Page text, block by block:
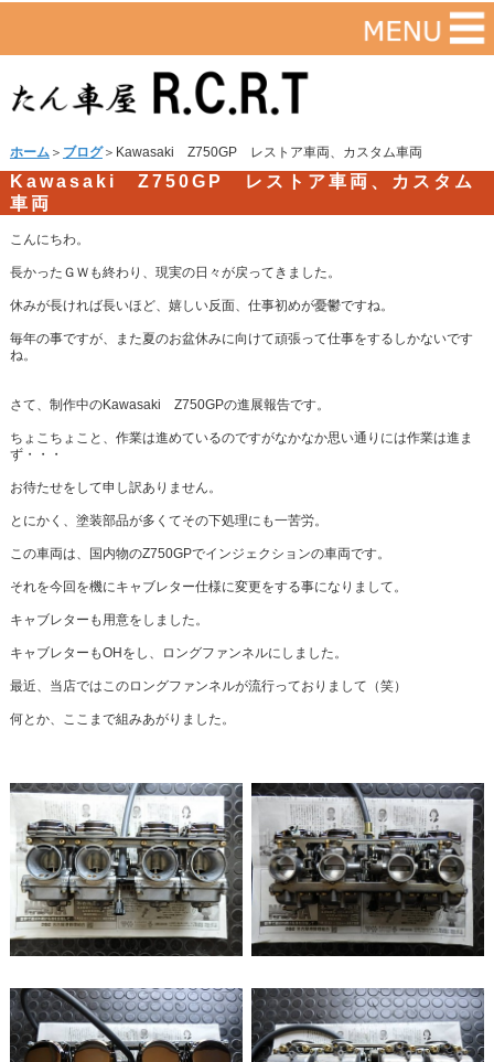
ホーム ＞ ブログ＞Kawasaki Z750GP レストア車両、カスタム車両
Kawasaki Z750GP レストア車両、カスタム
車両
こんにちわ。
長かったＧＷも終わり、現実の日々が戻ってきました。
休みが長ければ長いほど、嬉しい反面、仕事初めが憂鬱ですね。
毎年の事ですが、また夏のお盆休みに向けて頑張って仕事をするしかないです
ね。
さて、制作中のKawasaki Z750GPの進展報告です。
ちょこちょこと、作業は進めているのですがなかなか思い通りには作業は進ま
ず・・・
お待たせをして申し訳ありません。
とにかく、塗装部品が多くてその下処理にも一苦労。
この車両は、国内物のZ750GPでインジェクションの車両です。
それを今回を機にキャブレター仕様に変更をする事になりまして。
キャブレターも用意をしました。
キャブレターもOHをし、ロングファンネルにしました。
最近、当店ではこのロングファンネルが流行っておりまして（笑）
何とか、ここまで組みあがりました。